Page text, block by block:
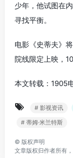
少年，他试图在
寻找平衡。
电影《史蒂夫》
院线限定上映，
本文转载：1905
# 影视资讯
# 蒂姆·米兰特斯
© 版权声明
文章版权归作者所有